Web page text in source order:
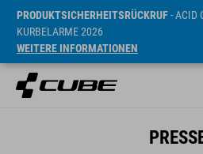
PRODUKTSICHERHEITSRÜCKRUF- ACID
KURBELARME 2026
WEITERE INFORMATIONEN